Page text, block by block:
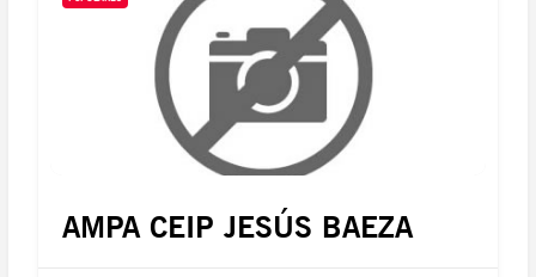
AMPA CEIP JESÚS BAEZA